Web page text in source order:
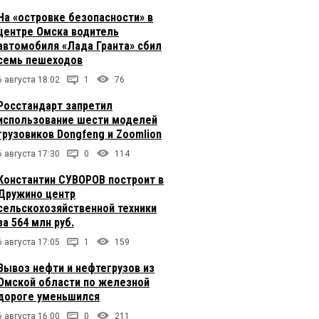
«островке безопасности» в
Омска водитель
«Лада Гранта» сбил
пешеходов
августа 18:02 1 76
запретил
шести моделей
Dongfeng и Zoomlion
августа 17:30 0 114
СУВОРОВ построит в
центр
техники
564 млн руб.
августа 17:05 1 159
нефти и нефтегрузов из
области по железной
уменьшился
августа 16:00 0 211